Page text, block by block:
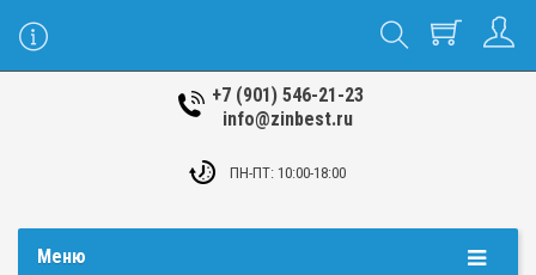
+7 (901) 546-21-23
info@zinbest.ru
ПН-ПТ: 10:00-18:00
Меню